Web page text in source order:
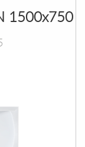
1500х750